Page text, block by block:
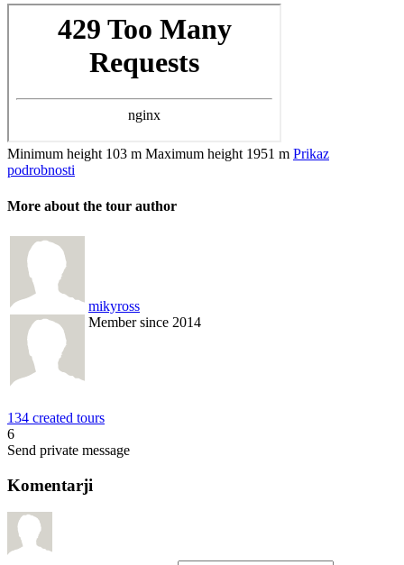
Minimum height 103 m Maximum height 1951 m Prikaz
podrobnosti
More about the tour author
mikyross
Member since 2014
134 created tours
6
Send private message
Komentarji